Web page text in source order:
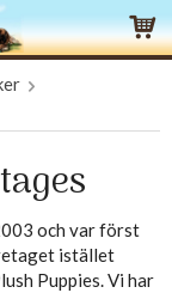
och var först
istället
Puppies. Vi har